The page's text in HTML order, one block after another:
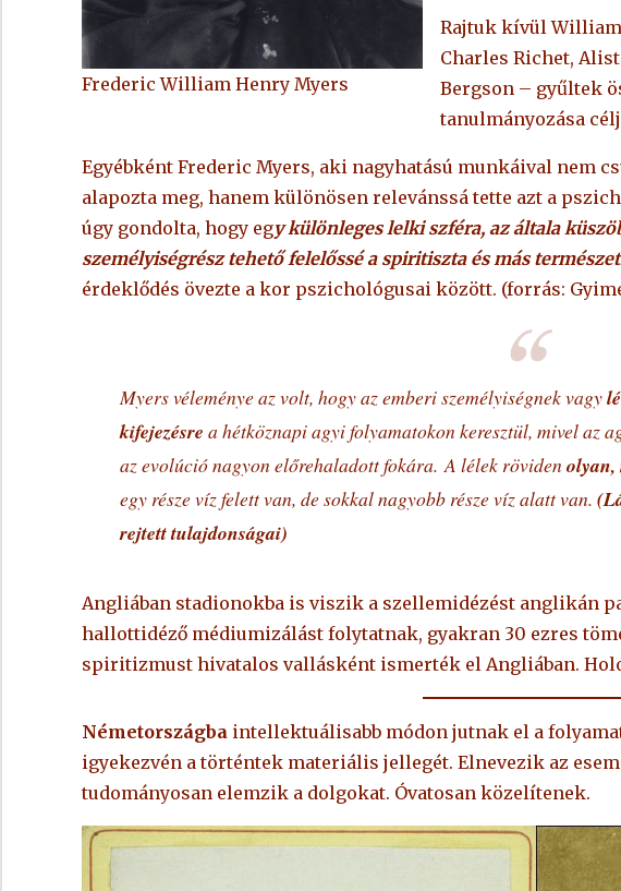
Frederic William Henry Myers
Rajtuk kívül William
Charles Richet,
Bergson – gyűltek
tanulmányozása
Egyébként Frederic Myers, aki nagyhatású munkáival nem
alapozta meg, hanem különösen relevánssá tette azt a
úgy gondolta, hogy egy különleges lelki szféra, az általa
személyiségrész tehető felelőssé a spiritiszta és más
érdeklődés övezte a kor pszichológusai között. (forrás:
Myers véleménye az volt, hogy az emberi személyiségnek vagy
kifejezésre a hétköznapi agyi folyamatokon keresztül, mivel az
az evolúció nagyon előrehaladott fokára. A lélek röviden olyan,
egy része víz felett van, de sokkal nagyobb része víz alatt van.
rejtett tulajdonságai)
Angliában stadionokba is viszik a szellemidézést anglikán
hallottidéző médiumizálást folytatnak, gyakran 30 ezres
spiritizmust hivatalos vallásként ismerték el Angliában.
Németországbaintellektuálisabb módon jutnak el a
igyekezvén a történtek materiális jellegét. Elnevezik az
tudományosan elemzik a dolgokat. Óvatosan közelítenek.